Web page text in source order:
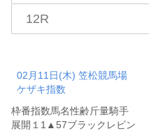
12R
02月11日(木) 笠松競馬場
ケザキ指数
枠番指数馬名性齢斤量騎手
展開１1▲57ブラックレビン